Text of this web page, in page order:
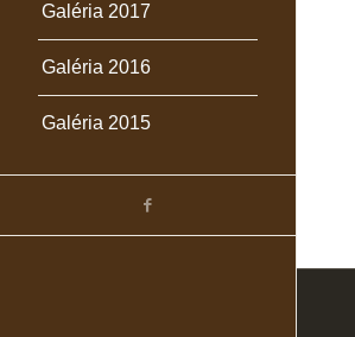
Galéria 2017
Galéria 2016
Galéria 2015